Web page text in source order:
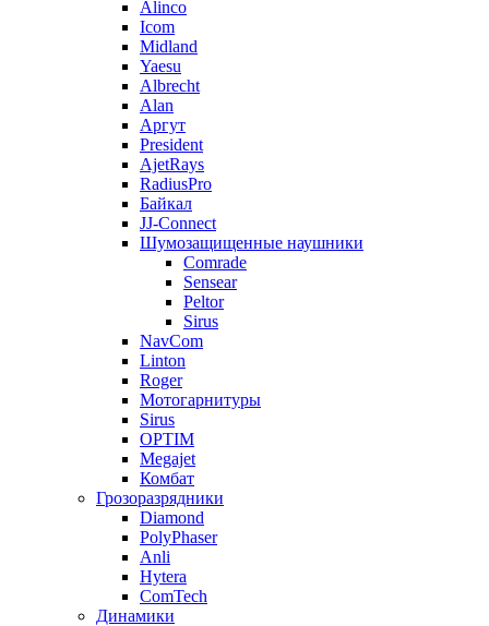
Alinco
Icom
Midland
Yaesu
Albrecht
Alan
Аргут
President
AjetRays
RadiusPro
Байкал
JJ-Connect
Шумозащищенные наушники
Comrade
Sensear
Peltor
Sirus
NavCom
Linton
Roger
Мотогарнитуры
Sirus
OPTIM
Megajet
Комбат
Грозоразрядники
Diamond
PolyPhaser
Anli
Hytera
ComTech
Динамики